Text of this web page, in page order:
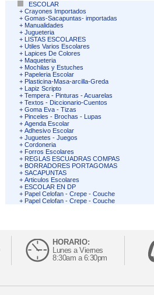
ESCOLAR
+ Crayones Importados
+ Gomas-Sacapuntas- importadas
+ Manualidades
+ Jugueteria
+ LISTAS ESCOLARES
+ Utiles Varios Escolares
+ Lapices De Colores
+ Maqueteria
+ Mochilas y Estuches
+ Papeleria Escolar
+ Plasticina-Masa-arcilla-Greda
+ Lapiz Scripto
+ Tempera - Pinturas - Acuarelas
+ Textos - Diccionario-Cuentos
+ Goma Eva - Tizas
+ Pinceles - Brochas - Lupas
+ Agenda Escolar
+ Adhesivo Escolar
+ Juguetes - Juegos
+ Cordoneria
+ Forros Escolares
+ REGLAS ESCUADRAS COMPAS
+ BORRADORES PORTAGOMAS
+ SACAPUNTAS
+ Articulos Escolares
+ ESCOLAR EN DP
+ Papel Celofan - Crepe - Couche
+ Papel Celofan - Crepe - Couche
HORARIO:
Lunes a Viernes
8:30am a 6:30pm